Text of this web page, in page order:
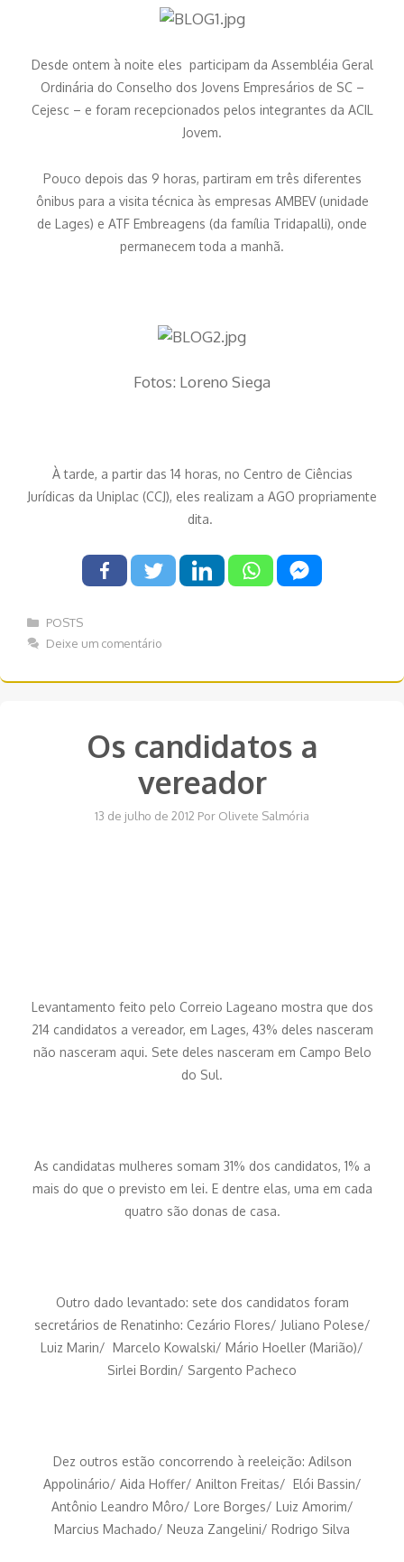
Desde ontem à noite eles participam da Assembléia Geral
Ordinária do Conselho dos Jovens Empresários de SC –
Cejesc – e foram recepcionados pelos integrantes da ACIL
Jovem.
Pouco depois das 9 horas, partiram em três diferentes
ônibus para a visita técnica às empresas AMBEV (unidade
de Lages) e ATF Embreagens (da família Tridapalli), onde
permanecem toda a manhã.
Fotos: Loreno Siega
À tarde, a partir das 14 horas, no Centro de Ciências
Jurídicas da Uniplac (CCJ), eles realizam a AGO propriamente
dita.
Categorias
POSTS
Deixe um comentário
Os candidatos a
vereador
13 de julho de 2012 Por Olivete Salmória
Levantamento feito pelo Correio Lageano mostra que dos
214 candidatos a vereador, em Lages, 43% deles nasceram
não nasceram aqui. Sete deles nasceram em Campo Belo
do Sul.
As candidatas mulheres somam 31% dos candidatos, 1% a
mais do que o previsto em lei. E dentre elas, uma em cada
quatro são donas de casa.
Outro dado levantado: sete dos candidatos foram
secretários de Renatinho: Cezário Flores/ Juliano Polese/
Luiz Marin/ Marcelo Kowalski/ Mário Hoeller (Marião)/
Sirlei Bordin/ Sargento Pacheco
Dez outros estão concorrendo à reeleição: Adilson
Appolinário/ Aida Hoffer/ Anilton Freitas/ Elói Bassin/
Antônio Leandro Môro/ Lore Borges/ Luiz Amorim/
Marcius Machado/ Neuza Zangelini/ Rodrigo Silva